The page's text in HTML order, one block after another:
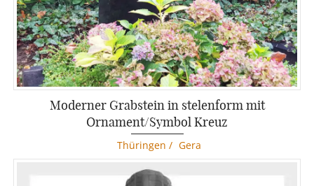
Moderner Grabstein in stelenform mit
Ornament/Symbol Kreuz
Thüringen / Gera